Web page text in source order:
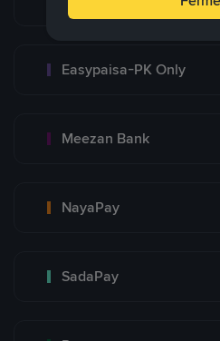
Easypaisa-PK Only
Meezan Bank
NayaPay
SadaPay